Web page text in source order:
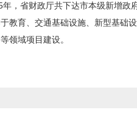
年，省财政厅共下达市本级新增
教育、交通基础设施、新型基础
领域项目建设。